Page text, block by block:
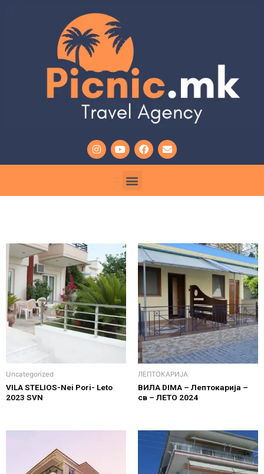
Uncategorized
VILA STELIOS-Nei Pori- Leto
2023 SVN
ЛЕПТОКАРИЈА
ВИЛА DIMA – Лептокарија –
св – ЛЕТО 2024